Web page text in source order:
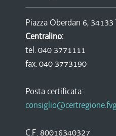
Piazza Oberdan 6, 34133
Centralino:
tel. 040 3771111
fax. 040 3773190
Posta certificata:
C.F. 80016340327